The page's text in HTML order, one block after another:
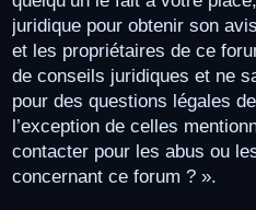
juridique pour obtenir son
et les propriétaires de ce
de conseils juridiques et ne
pour des questions légales
l’exception de celles
contacter pour les abus ou
concernant ce forum ? ».